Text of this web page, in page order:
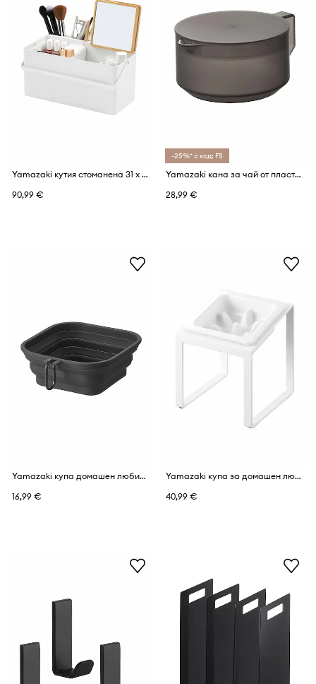
Yamazaki кутия стоманена 31 x 15 x 15,7 cm
90,99 €
-25%* с код: FS
Yamazaki кана за чай от пластмаса 13,2 x 17,6 x 7,9 cm
28,99 €
Yamazaki купа домашен любимец 17,3 x 18,3 x 2,3 cm
16,99 €
Yamazaki купа за домашен любимец 15 x 15,5 x 17,6 cm
40,99 €